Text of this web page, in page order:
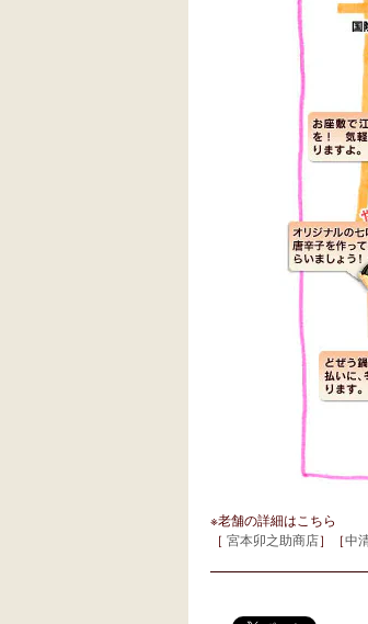
※老舗の詳細はこちら
［ 宮本卯之助商店］［中